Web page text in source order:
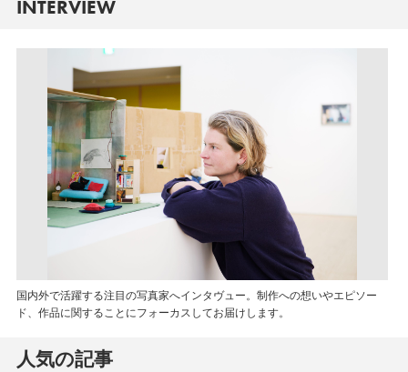
INTERVIEW
国内外で活躍する注目の写真家へインタヴュー。制作への想いやエピソー
ド、作品に関することにフォーカスしてお届けします。
人気の記事